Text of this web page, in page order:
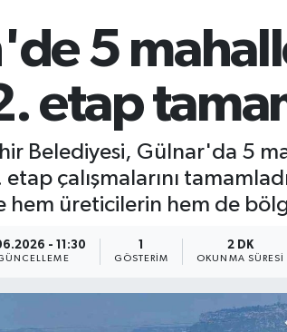
5
etap
Belediyesi, Gülnar'da 5
çalışmalarını
hem üreticilerin hem de
- 11:30 1
GÖSTERIM
2 DK
OKUNMA SÜRESI